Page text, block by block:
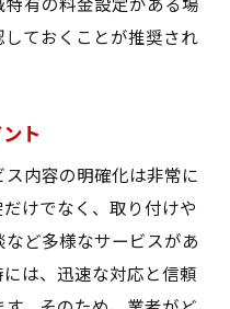
有の料金設定がある場
ておくことが推奨され
ト
内容の明確化は非常に
けでなく、取り付けや
ど多様なサービスがあ
は、迅速な対応と信頼